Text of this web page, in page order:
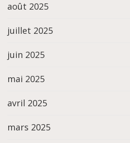
août 2025
juillet 2025
juin 2025
mai 2025
avril 2025
mars 2025